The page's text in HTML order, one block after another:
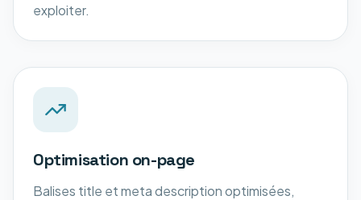
exploiter.
Optimisation on-page
Balises title et meta description optimisées,